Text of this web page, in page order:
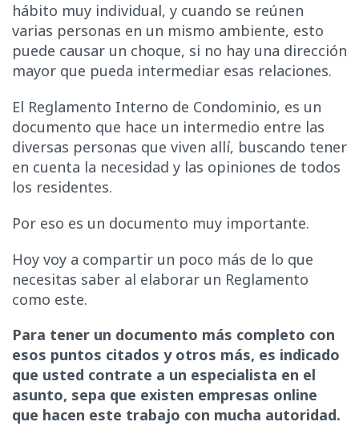
hábito muy individual, y cuando se reúnen
varias personas en un mismo ambiente, esto
puede causar un choque, si no hay una dirección
mayor que pueda intermediar esas relaciones.
El Reglamento Interno de Condominio, es un
documento que hace un intermedio entre las
diversas personas que viven allí, buscando tener
en cuenta la necesidad y las opiniones de todos
los residentes.
Por eso es un documento muy importante.
Hoy voy a compartir un poco más de lo que
necesitas saber al elaborar un Reglamento
como este.
Para tener un documento más completo con
esos puntos citados y otros más, es indicado
que usted contrate a un especialista en el
asunto, sepa que existen empresas online
que hacen este trabajo con mucha autoridad.